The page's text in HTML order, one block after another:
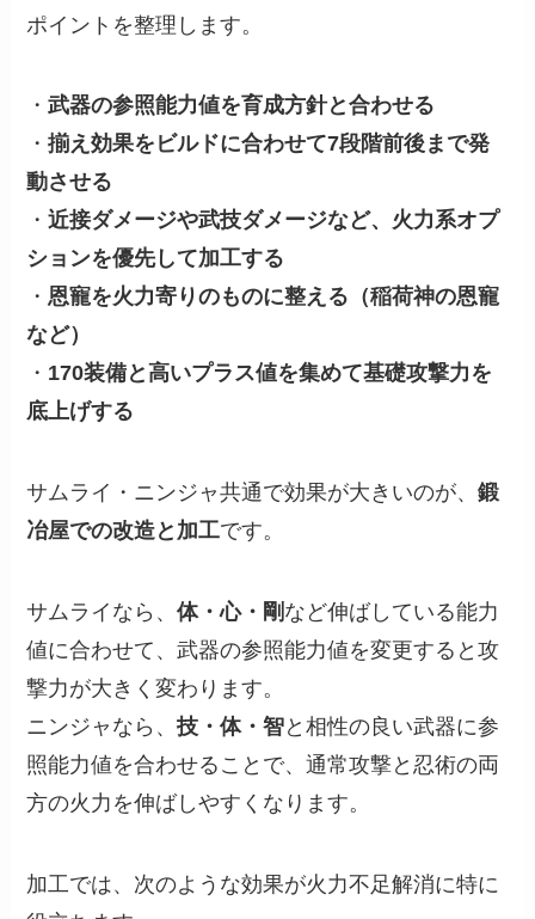
ポイントを整理します。
・武器の参照能力値を育成方針と合わせる
・揃え効果をビルドに合わせて7段階前後まで発
動させる
・近接ダメージや武技ダメージなど、火力系オプ
ションを優先して加工する
・恩寵を火力寄りのものに整える（稲荷神の恩寵
など）
・ 170装備と高いプラス値を集めて基礎攻撃力を
底上げする
サムライ・ニンジャ共通で効果が大きいのが、鍛
冶屋での改造と加工です。
サムライなら、体・心・剛 など伸ばしている能力
値に合わせて、武器の参照能力値を変更すると攻
撃力が大きく変わります。
ニンジャなら、技・体・智と相性の良い武器に参
照能力値を合わせることで、通常攻撃と忍術の両
方の火力を伸ばしやすくなります。
加工では、次のような効果が火力不足解消に特に